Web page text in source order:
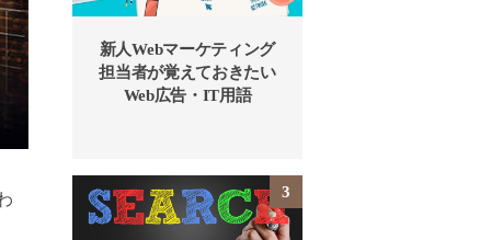
新人Webマーケティング
担当者が覚えておきたい
Web広告・IT用語